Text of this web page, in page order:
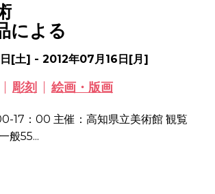
による
[土] - 2012年07月16日[月]
彫刻 絵画・版画
17：00 主催：高知県立美術館 観覧
般55...